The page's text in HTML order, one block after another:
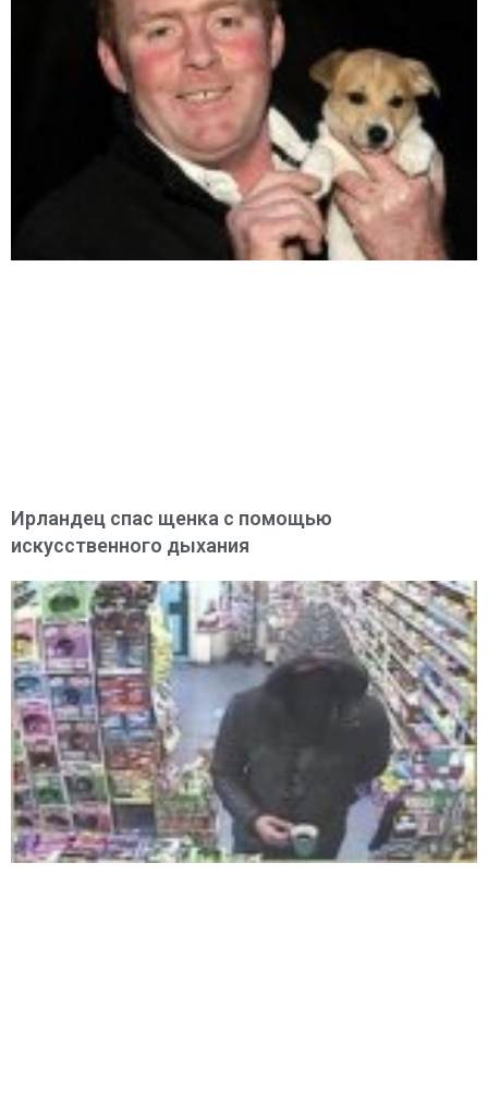
Ирландец спас щенка с помощью
искусственного дыхания